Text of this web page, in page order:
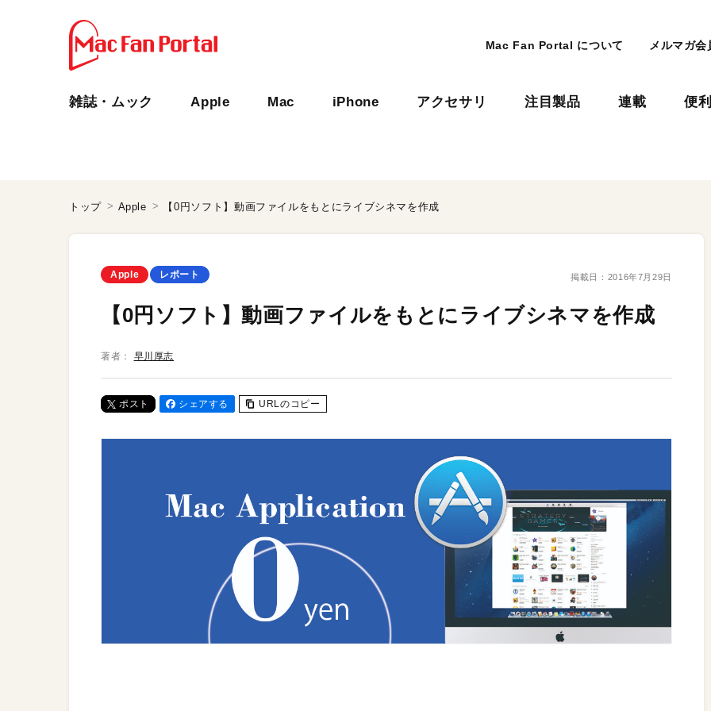
Mac Fan Portal について メルマガ会
雑誌・ムック Apple Mac iPhone アクセサリ 注目製品 連載 便
トップ Apple 【0円ソフト】動画ファイルをもとにライブシネマを作成
Apple レポート 掲載日： 2016年7月29日
【0円ソフト】動画ファイルをもとにライブシネマを作成
著者： 早川厚志
ポスト シェアする URLのコピー